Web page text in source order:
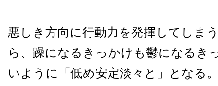
悪しき方向に行動力を発揮してしま
ら、躁になるきっかけも鬱になるき
いように「低め安定淡々と」となる